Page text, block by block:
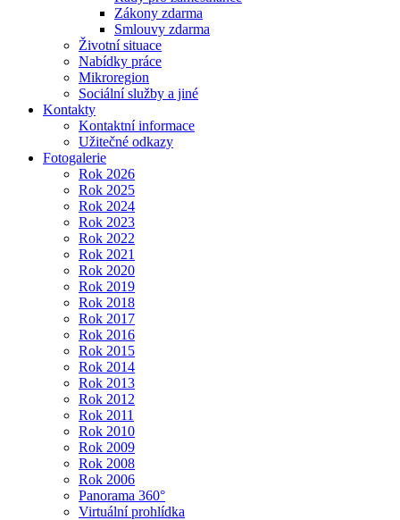
Zákony zdarma
Smlouvy zdarma
Životní situace
Nabídky práce
Mikroregion
Sociální služby a jiné
Kontakty
Kontaktní informace
Užitečné odkazy
Fotogalerie
Rok 2026
Rok 2025
Rok 2024
Rok 2023
Rok 2022
Rok 2021
Rok 2020
Rok 2019
Rok 2018
Rok 2017
Rok 2016
Rok 2015
Rok 2014
Rok 2013
Rok 2012
Rok 2011
Rok 2010
Rok 2009
Rok 2008
Rok 2006
Panorama 360°
Virtuální prohlídka